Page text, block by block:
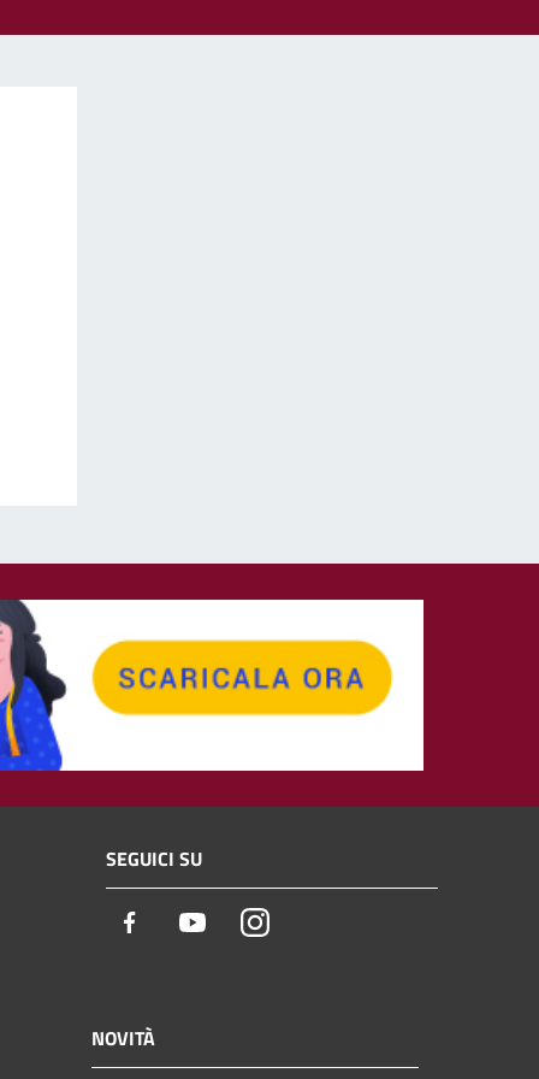
SEGUICI SU
Facebook YoutubeInstagram
NOVITÀ